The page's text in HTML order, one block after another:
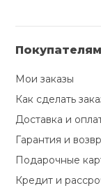
Покупателям
Мои заказы
Как сделать
Доставка и
Гарантия и
Подарочные
Кредит и